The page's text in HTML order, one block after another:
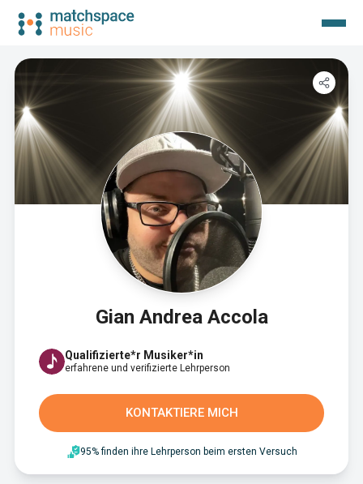
Gian Andrea Accola
Qualifizierte*r Musiker*in
erfahrene und verifizierte Lehrperson
KONTAKTIERE MICH
95% finden ihre Lehrperson beim ersten Versuch